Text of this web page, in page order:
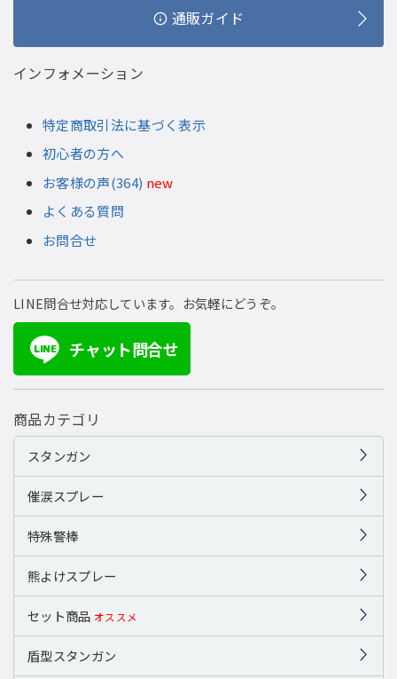
通販ガイド
インフォメーション
特定商取引法に基づく表示
初心者の方へ
お客様の声(364) new
よくある質問
お問合せ
LINE問合せ対応しています。お気軽にどうぞ。
LINE チャット問合せ
商品カテゴリ
スタンガン
催涙スプレー
特殊警棒
熊よけスプレー
セット商品 オススメ
盾型スタンガン